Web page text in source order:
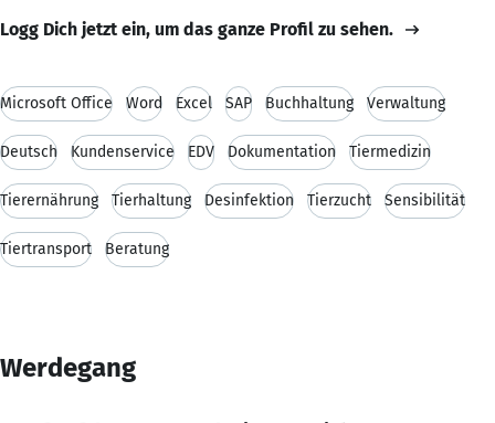
Logg Dich jetzt ein, um das ganze Profil zu sehen.
Microsoft Office Word Excel SAP Buchhaltung Verwaltung
Deutsch Kundenservice EDV Dokumentation Tiermedizin
Tierernährung Tierhaltung Desinfektion Tierzucht Sensibilität
Tiertransport Beratung
Werdegang